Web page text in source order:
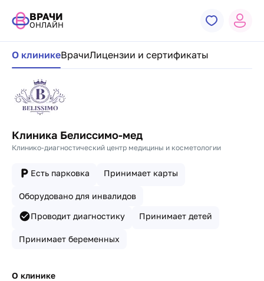
ВРАЧИ
ОНЛАЙН
Навигация по странице клиники
О клиникеВрачиЛицензии и сертификаты
Клиника Белиссимо-мед
Клинико-диагностический центр медицины и косметологии
Есть парковка Принимает карты
Оборудовано для инвалидов
Проводит диагностику
Принимает детей
Принимает беременных
О клинике